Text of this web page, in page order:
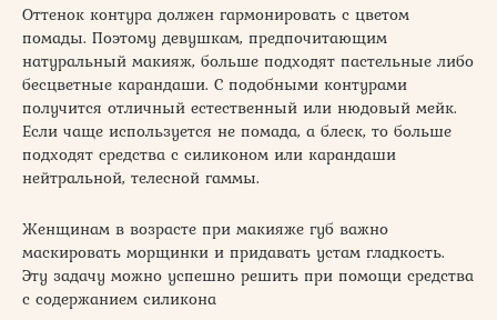
Оттенок контура должен гармонировать с цветом
помады. Поэтому девушкам, предпочитающим
натуральный макияж, больше подходят пастельные либо
бесцветные карандаши. С подобными контурами
получится отличный естественный или нюдовый мейк.
Если чаще используется не помада, а блеск, то больше
подходят средства с силиконом или карандаши
нейтральной, телесной гаммы.
Женщинам в возрасте при макияже губ важно
маскировать морщинки и придавать устам гладкость.
Эту задачу можно успешно решить при помощи средства
с содержанием силикона